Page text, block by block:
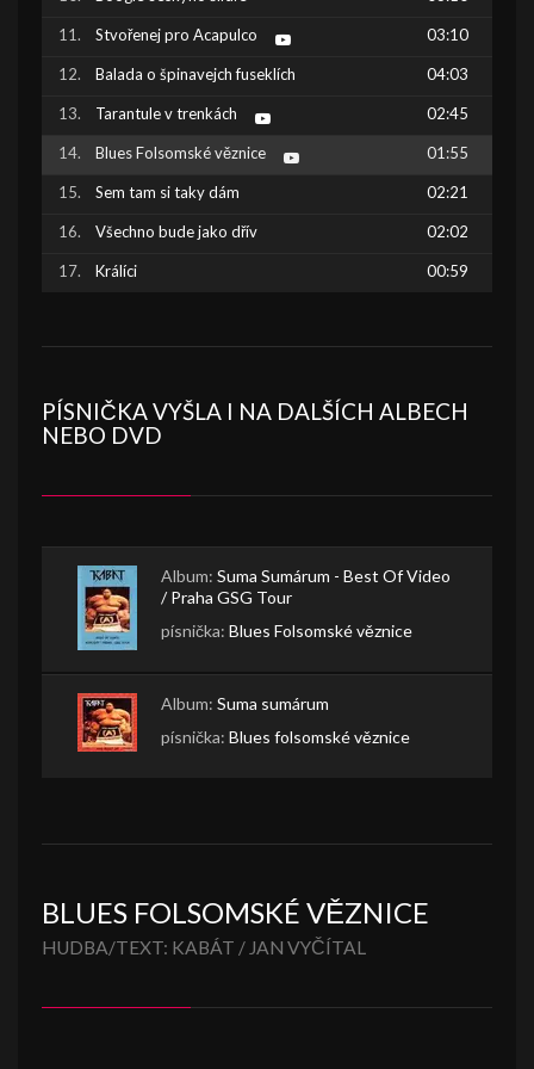
Stvořenej pro Acapulco 03:10
Balada o špinavejch fuseklích 04:03
Tarantule v trenkách 02:45
Blues Folsomské věznice 01:55
Sem tam si taky dám 02:21
Všechno bude jako dřív 02:02
Králíci 00:59
PÍSNIČKA VYŠLA I NA DALŠÍCH ALBECH
NEBO DVD
Album: Suma Sumárum - Best Of Video
/ Praha GSG Tour
písnička: Blues Folsomské věznice
Album: Suma sumárum
písnička: Blues folsomské věznice
BLUES FOLSOMSKÉ VĚZNICE
HUDBA/TEXT: KABÁT / JAN VYČÍTAL